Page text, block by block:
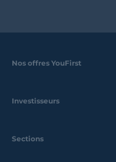
Nos offres YouFirst
Investisseurs
Sections